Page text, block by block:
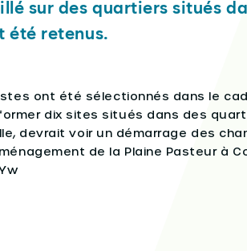
sur des quartiers situés
été retenus.
ont été sélectionnés dans le
dix sites situés dans des
devrait voir un démarrage des
de la Plaine Pasteur à